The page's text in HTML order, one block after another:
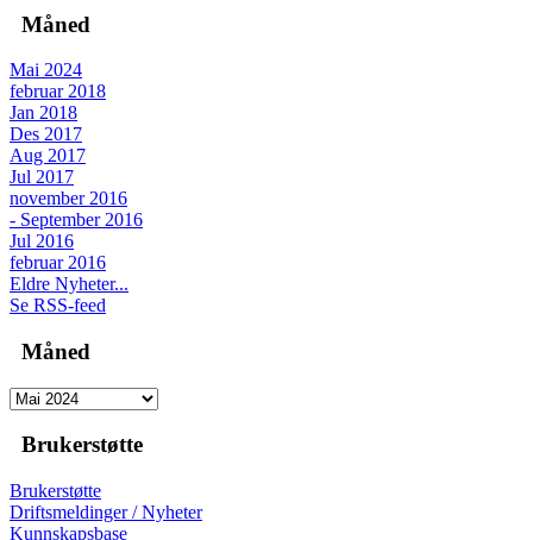
Måned
Mai 2024
februar 2018
Jan 2018
Des 2017
Aug 2017
Jul 2017
november 2016
- September 2016
Jul 2016
februar 2016
Eldre Nyheter...
Se RSS-feed
Måned
Brukerstøtte
Brukerstøtte
Driftsmeldinger / Nyheter
Kunnskapsbase